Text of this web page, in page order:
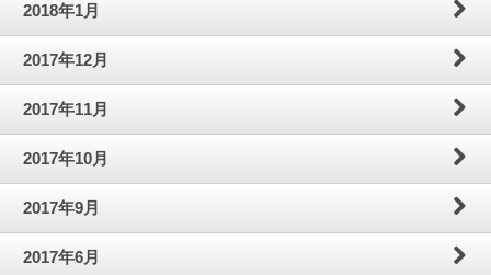
2018年1月
2017年12月
2017年11月
2017年10月
2017年9月
2017年6月